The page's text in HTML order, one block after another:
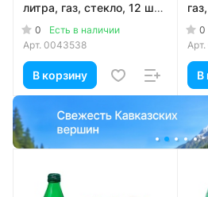
литра, газ, стекло, 12 шт.
в уп.
0
Есть в наличии
Арт. 0043538
В корзину
0
Арт.
В